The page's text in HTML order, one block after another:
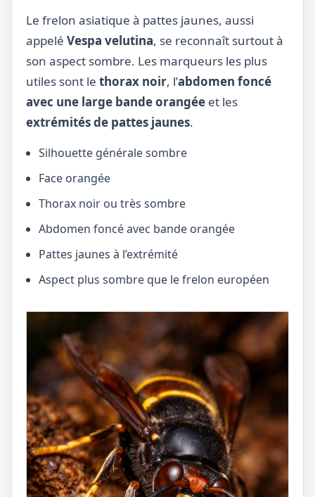
Le frelon asiatique à pattes jaunes, aussi
appelé Vespa velutina, se reconnaît surtout à
son aspect sombre. Les marqueurs les plus
utiles sont le thorax noir, l’abdomen foncé
avec une large bande orangée et les
extrémités de pattes jaunes.
Silhouette générale sombre
Face orangée
Thorax noir ou très sombre
Abdomen foncé avec bande orangée
Pattes jaunes à l’extrémité
Aspect plus sombre que le frelon européen